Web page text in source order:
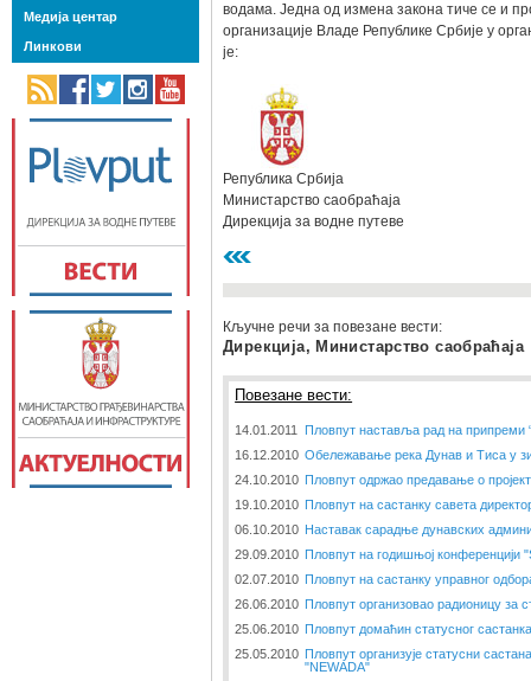
водама. Једна од измена закона тиче се и
организације Владе Републике Србије у
је:
Република Србија
Министарство саобраћаја
Дирекција за водне путеве
Кључне речи за повезане вести:
Дирекција, Министарство саобраћаја
Повезане вести:
14.01.2011
Пловпут наставља рад на припреми
16.12.2010 Обележавање река Дунав и Тиса у
24.10.2010 Пловпут одржао предавање о
19.10.2010 Пловпут на састанку савета
06.10.2010 Наставак сарадње дунавских
29.09.2010 Пловпут на годишњој конференцији
02.07.2010 Пловпут на састанку управног
26.06.2010 Пловпут организовао радионицу за
25.06.2010 Пловпут домаћин статусног састанка
25.05.2010 Пловпут организује статусни
"NEWADA"
Медија центар
Линкови